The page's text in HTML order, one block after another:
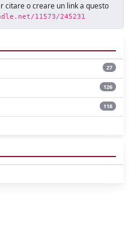
citare o creare un link a questo
11573/245231
27
126
118